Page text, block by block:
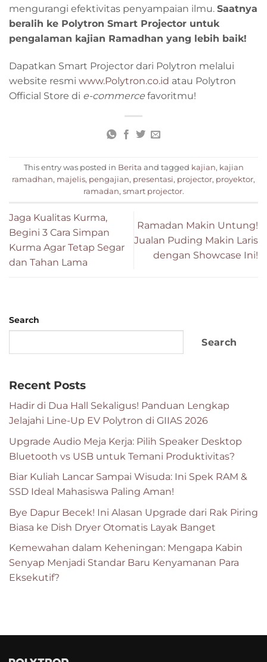
mengurangi efektivitas penyampaian ilmu. Saatnya
beralih ke Polytron Smart Projector untuk
pengalaman kajian Ramadhan yang lebih baik!
Dapatkan Smart Projector dari Polytron melalui
website resmi www.Polytron.co.id atau Polytron
Official Store di e-commerce favoritmu!
This entry was posted in Berita and tagged kajian, kajian
ramadhan, majelis, pengajian, presentasi, projector, proyektor,
ramadan, smart projector.
Jaga Kualitas Kurma,
Begini 3 Cara Simpan
Kurma Agar Tetap Segar
dan Tahan Lama
Ramadan Makin Untung!
Jualan Puding Makin Laris
dengan Showcase Ini!
Search
Search
Recent Posts
Hadir di Dua Hall Sekaligus! Panduan Lengkap
Jelajahi Line-Up EV Polytron di GIIAS 2026
Upgrade Audio Meja Kerja: Pilih Speaker Desktop
Bluetooth vs USB untuk Temani Produktivitas?
Biar Kuliah Lancar Sampai Wisuda: Ini Spek RAM &
SSD Ideal Mahasiswa Paling Aman!
Bye Dapur Becek! Ini Alasan Upgrade dari Rak Piring
Biasa ke Dish Dryer Otomatis Layak Banget
Kemewahan dalam Keheningan: Mengapa Kabin
Senyap Menjadi Standar Baru Kenyamanan Para
Eksekutif?